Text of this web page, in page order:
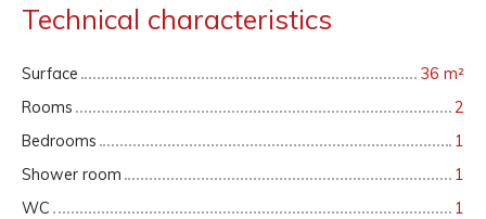
Technical characteristics
Surface 36 m²
Rooms
2
Bedrooms
1
Shower room
1
WC
1